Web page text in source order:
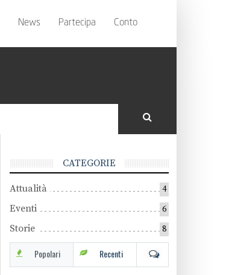
News Partecipa Conto
CATEGORIE
Attualità 4
Eventi 6
Storie 8
Popolari Recenti